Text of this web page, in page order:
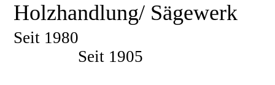
Holzhandlung/ Sägewerk
Seit 1980
Seit 1905